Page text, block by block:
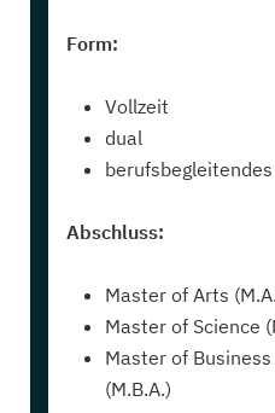
Form:
Vollzeit
dual
Abschluss:
Master of Arts
Master of Science
Master of
(M.B.A.)